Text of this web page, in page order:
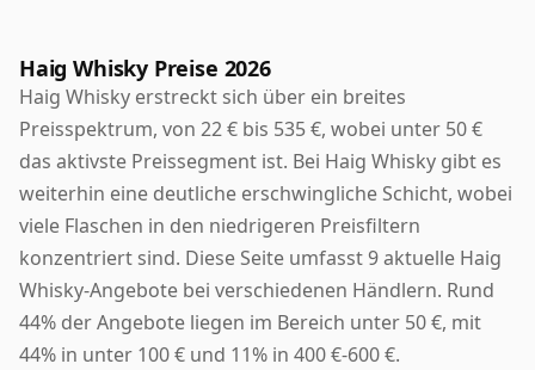
Haig Whisky Preise 2026
Haig Whisky erstreckt sich über ein breites
Preisspektrum, von 22 € bis 535 €, wobei unter 50 €
das aktivste Preissegment ist. Bei Haig Whisky gibt es
weiterhin eine deutliche erschwingliche Schicht, wobei
viele Flaschen in den niedrigeren Preisfiltern
konzentriert sind. Diese Seite umfasst 9 aktuelle Haig
Whisky-Angebote bei verschiedenen Händlern. Rund
44% der Angebote liegen im Bereich unter 50 €, mit
44% in unter 100 € und 11% in 400 €-600 €.